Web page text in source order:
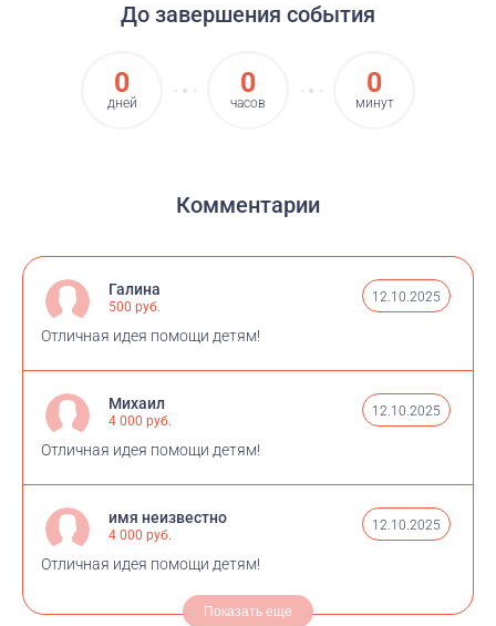
До завершения события
0
дней
0
часов
0
минут
Комментарии
Галина
500 руб.
12.10.2025
Отличная идея помощи детям!
Михаил
4 000 руб.
12.10.2025
Отличная идея помощи детям!
имя неизвестно
4 000 руб.
12.10.2025
Отличная идея помощи детям!
Показать еще